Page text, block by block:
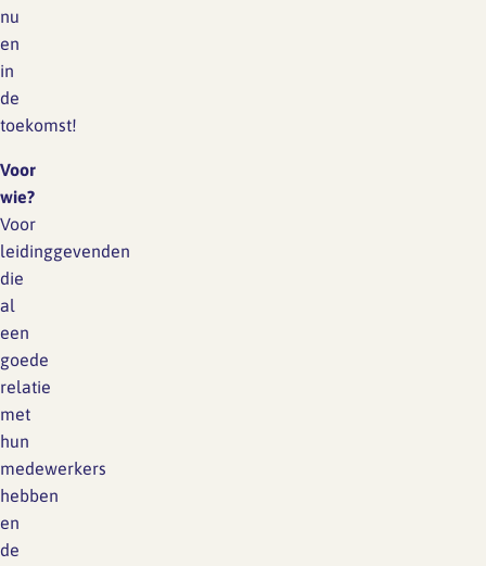
nu
en
in
de
toekomst!
Voor
wie?
Voor
leidinggevenden
die
al
een
goede
relatie
met
hun
medewerkers
hebben
en
de